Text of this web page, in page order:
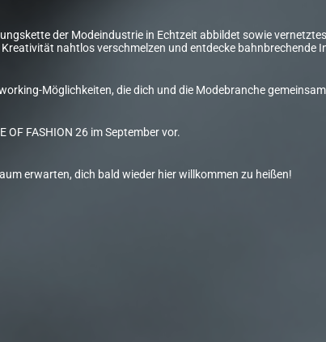
der Modeindustrie in Echtzeit abbildet sowie
nahtlos verschmelzen und entdecke bahnbrechende
Möglichkeiten, die dich und die Modebranche
OF FASHION 26 im September vor.
erwarten, dich bald wieder hier willkommen zu heißen!